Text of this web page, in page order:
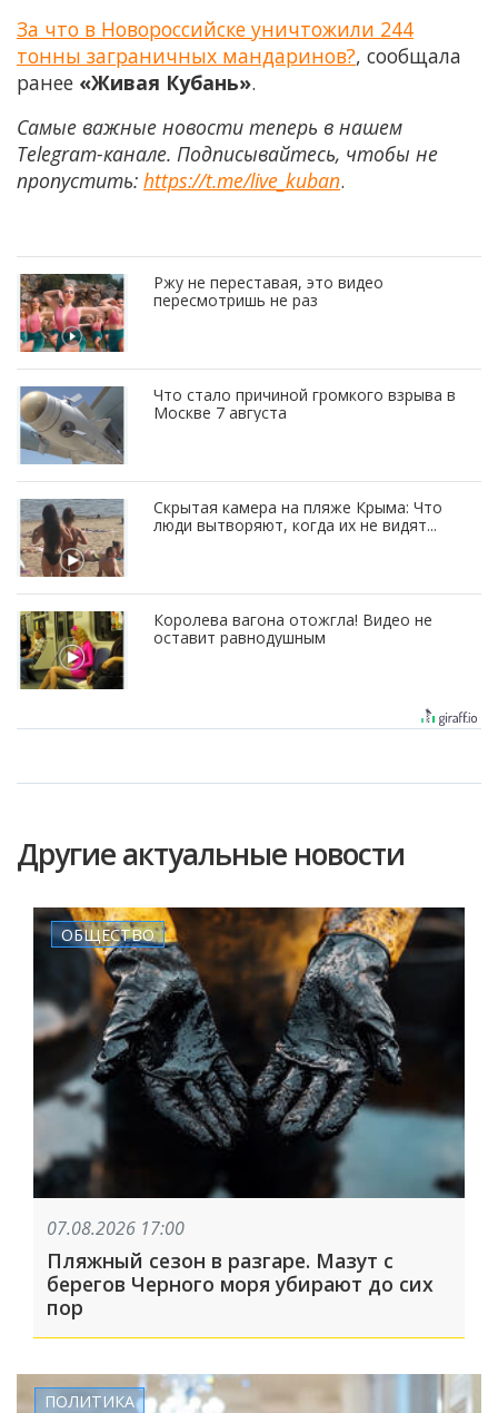
За что в Новороссийске уничтожили 244
тонны заграничных мандаринов?, сообщала
ранее «Живая Кубань».
Самые важные новости теперь в нашем
Telegram-канале. Подписывайтесь, чтобы не
пропустить: https://t.me/live_kuban.
Ржу не переставая, это видео
пересмотришь не раз
Что стало причиной громкого взрыва в
Москве 7 августа
Скрытая камера на пляже Крыма: Что
люди вытворяют, когда их не видят...
Королева вагона отожгла! Видео не
оставит равнодушным
Другие актуальные новости
ОБЩЕСТВО
07.08.2026 17:00
Пляжный сезон в разгаре. Мазут с
берегов Черного моря убирают до сих
пор
ПОЛИТИКА